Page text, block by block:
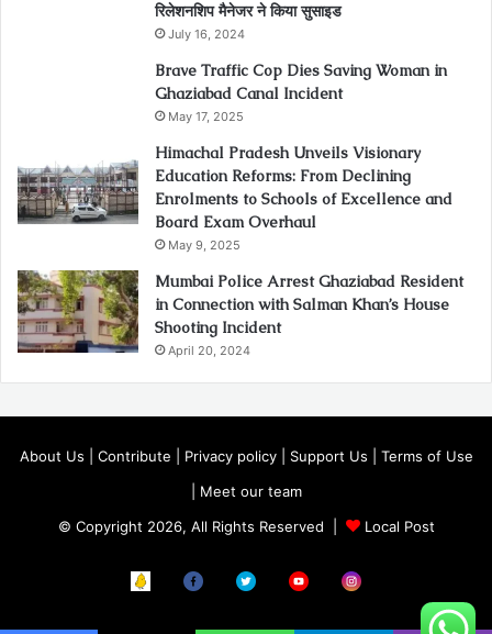
रिलेशनशिप मैनेजर ने किया सुसाइड
July 16, 2024
Brave Traffic Cop Dies Saving Woman in
Ghaziabad Canal Incident
May 17, 2025
Himachal Pradesh Unveils Visionary
Education Reforms: From Declining
Enrolments to Schools of Excellence and
Board Exam Overhaul
May 9, 2025
Mumbai Police Arrest Ghaziabad Resident
in Connection with Salman Khan’s House
Shooting Incident
April 20, 2024
About Us Contribute Privacy policy| Support Us
Terms of Use
Meet our team
© Copyright 2026, All Rights Reserved |
Local Post
Koo FB Twitter Youtube